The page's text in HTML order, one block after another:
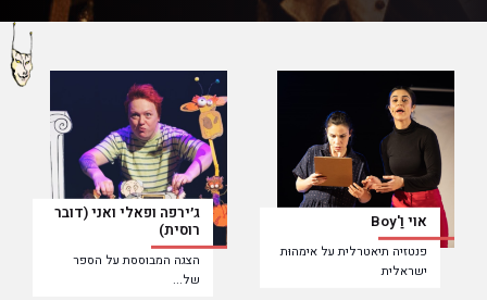
אוי וַ'Boy
פנטזיה תיאטרלית על אימהוּת
ישראלית
ג׳ירפה ופאלי ואני (דובר
רוסית)
הצגה המבוססת על הספר
של...